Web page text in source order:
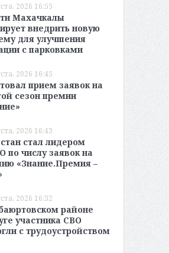
2026 16:55
Махачкалы
внедрить новую
для улучшения
с парковками
2026 16:45
прием заявок на
сезон премии
2026 16:43
стал лидером
по числу заявок на
«Знание.Премия –
2026 16:32
районе
участника СВО
с трудоустройством